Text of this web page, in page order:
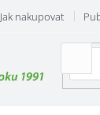
Jak nakupovat